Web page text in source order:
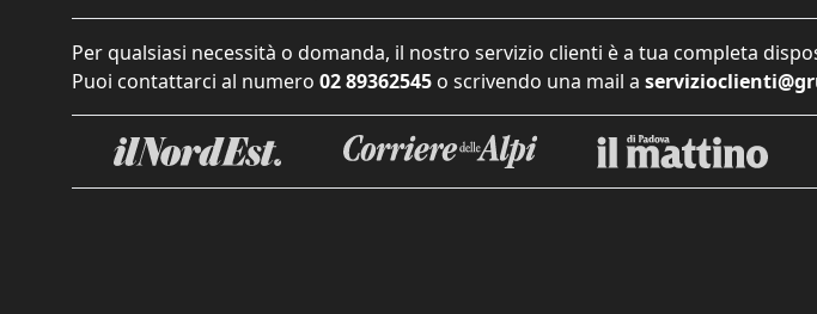
Per qualsiasi necessità o domanda, il nostro servizio clienti è a tua completa
Puoi contattarci al numero 02 89362545 o scrivendo una mail a